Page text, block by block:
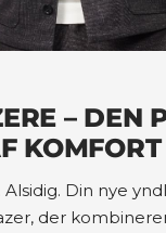
– DEN
KOMFORT
Din nye
der